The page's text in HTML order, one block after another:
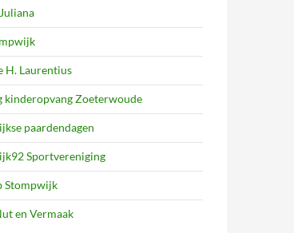
H. Laurentius
kinderopvang Zoeterwoude
paardendagen
Sportvereniging
Stompwijk
en Vermaak